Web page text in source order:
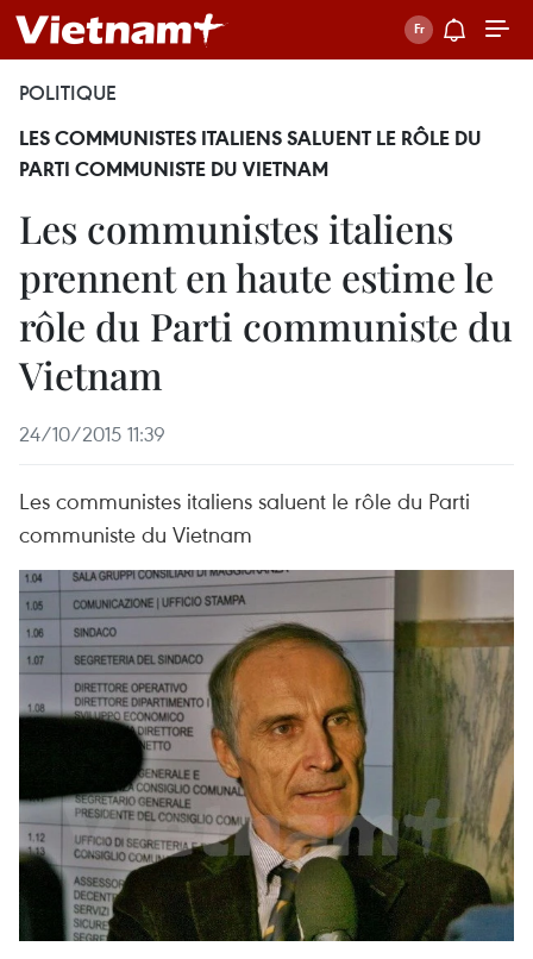
POLITIQUE
LES COMMUNISTES ITALIENS SALUENT LE RÔLE DU
PARTI COMMUNISTE DU VIETNAM
Les communistes italiens
prennent en haute estime le
rôle du Parti communiste du
Vietnam
24/10/2015 11:39
Les communistes italiens saluent le rôle du Parti
communiste du Vietnam